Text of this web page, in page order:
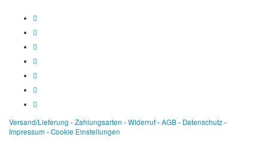
Versand/Lieferung -Zahlungsarten -Widerruf-AGB- Datenschutz-
Impressum -Cookie Einstellungen